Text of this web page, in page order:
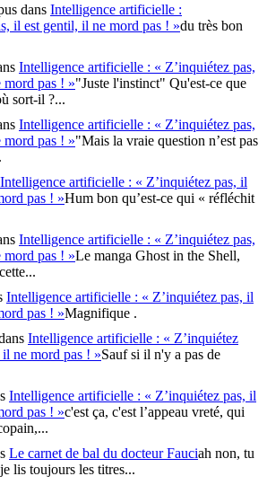
dans Intelligence artificielle :
il est gentil, il ne mord pas ! »du très bon
Intelligence artificielle : « Z’inquiétez pas,
pas ! »"Juste l'instinct" Qu'est-ce que
sort-il ?...
Intelligence artificielle : « Z’inquiétez pas,
pas ! »"Mais la vraie question n’est pas
Intelligence artificielle : « Z’inquiétez pas, il
pas ! »Hum bon qu’est-ce qui « réfléchit
Intelligence artificielle : « Z’inquiétez pas,
pas ! »Le manga Ghost in the Shell,
Intelligence artificielle : « Z’inquiétez pas, il
pas ! »Magnifique .
Intelligence artificielle : « Z’inquiétez
ne mord pas ! »Sauf si il n'y a pas de
Intelligence artificielle : « Z’inquiétez pas, il
pas ! »c'est ça, c'est l’appeau vreté, qui
Le carnet de bal du docteur Fauciah non, tu
lis toujours les titres...